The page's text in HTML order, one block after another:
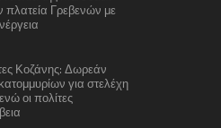
πλατεία Γρεβενών με
Κοζάνης: Δωρεάν
για στελέχη
οι πολίτες